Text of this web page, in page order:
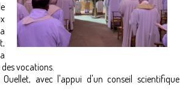
vocations.
avec l'appui d'un conseil scientifique